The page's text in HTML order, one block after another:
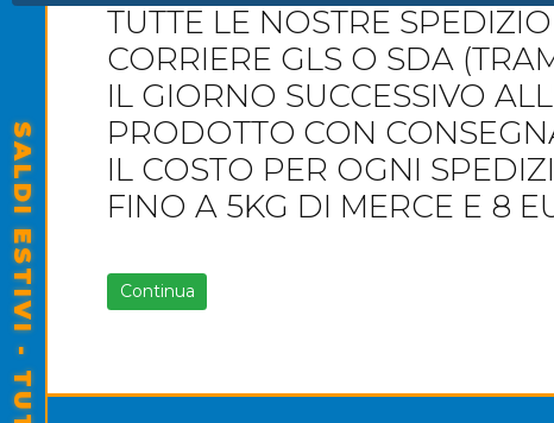
TUTTE LE NOSTRE
CORRIERE GLS O SDA
IL GIORNO SUCCESSIVO
PRODOTTO CON
IL COSTO PER OGNI
FINO A 5KG DI MERCE E 8
Continua